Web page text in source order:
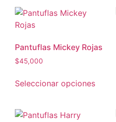
Pantuflas Mickey Rojas
$45,000
Seleccionar opciones